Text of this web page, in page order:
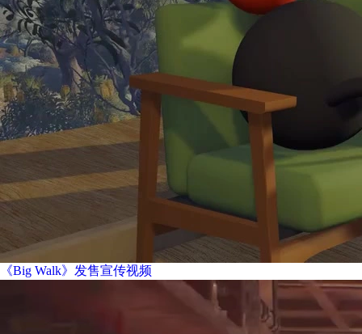
《Big Walk》发售宣传视频